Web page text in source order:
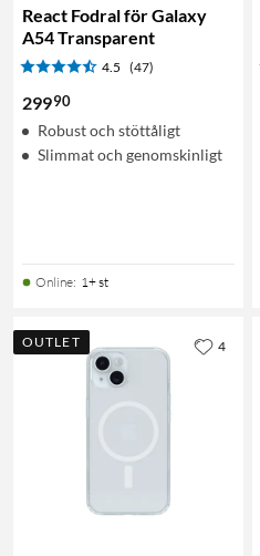
React Fodral för Galaxy
A54 Transparent
4.5 (47)
29990
Robust och stöttåligt
Slimmat och genomskinligt
Online: 1+ st
OUTLET 4